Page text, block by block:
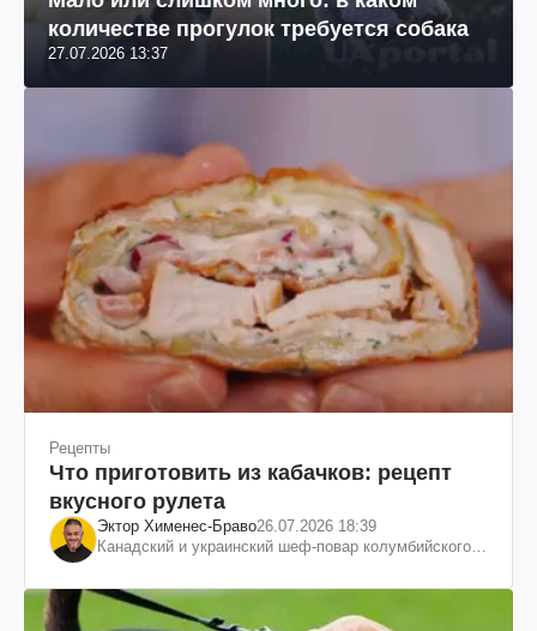
количестве прогулок требуется собака
27.07.2026 13:37
Рецепты
Что приготовить из кабачков: рецепт
вкусного рулета
Эктор Хименес-Браво26.07.2026 18:39
Канадский и украинский шеф-повар колумбийского